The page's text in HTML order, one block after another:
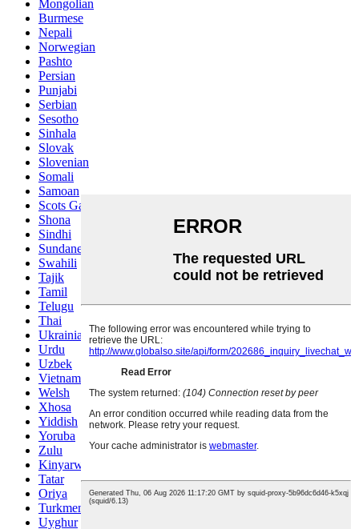
Mongolian
Burmese
Nepali
Norwegian
Pashto
Persian
Punjabi
Serbian
Sesotho
Sinhala
Slovak
Slovenian
Somali
Samoan
Scots Gaelic
Shona
Sindhi
Sundanese
Swahili
Tajik
Tamil
Telugu
Thai
Ukrainian
Urdu
Uzbek
Vietnamese
Welsh
Xhosa
Yiddish
Yoruba
Zulu
Kinyarwanda
Tatar
Oriya
Turkmen
Uyghur